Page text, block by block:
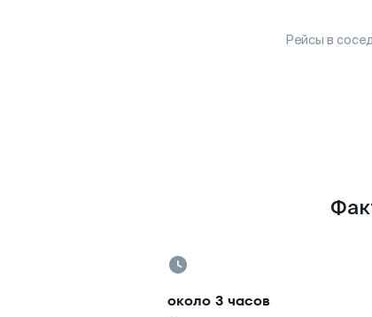
Рейсы в
около 3 часов